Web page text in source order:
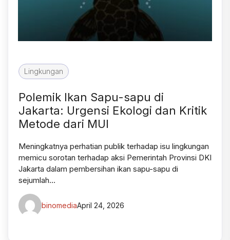
Lingkungan
Polemik Ikan Sapu-sapu di
Jakarta: Urgensi Ekologi dan Kritik
Metode dari MUI
Meningkatnya perhatian publik terhadap isu lingkungan
memicu sorotan terhadap aksi Pemerintah Provinsi DKI
Jakarta dalam pembersihan ikan sapu-sapu di
sejumlah…
binomediaApril 24, 2026